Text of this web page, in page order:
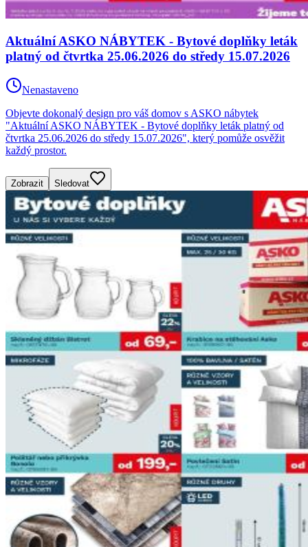
Aktuální ASKO NÁBYTEK - Bytové doplňky leták
platný od čtvrtka 25.06.2026 do středy 15.07.2026
Nenastaveno
Objevte dokonalý design pro váš domov s ASKO nábytek
"Aktuální ASKO NÁBYTEK - Bytové doplňky leták platný od
čtvrtka 25.06.2026 do středy 15.07.2026", který pomůže osvěžit
každý prostor.
Zobrazit Sledovat